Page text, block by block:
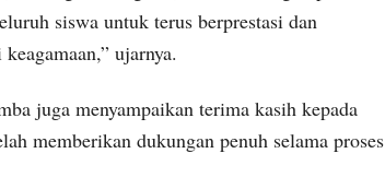
siswa untuk terus berprestasi dan
ujarnya.
juga menyampaikan terima kasih kepada
memberikan dukungan penuh selama proses